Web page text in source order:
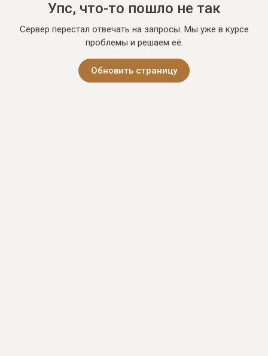
Упс, что-то пошло не так
Сервер перестал отвечать на запросы. Мы уже в курсе
проблемы и решаем её.
Обновить страницу